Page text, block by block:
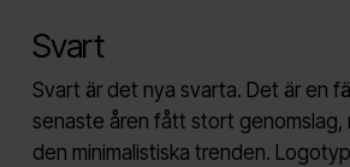
Svart
Svart är det nya svarta. Det är en
senaste åren fått stort genomslag,
den minimalistiska trenden.